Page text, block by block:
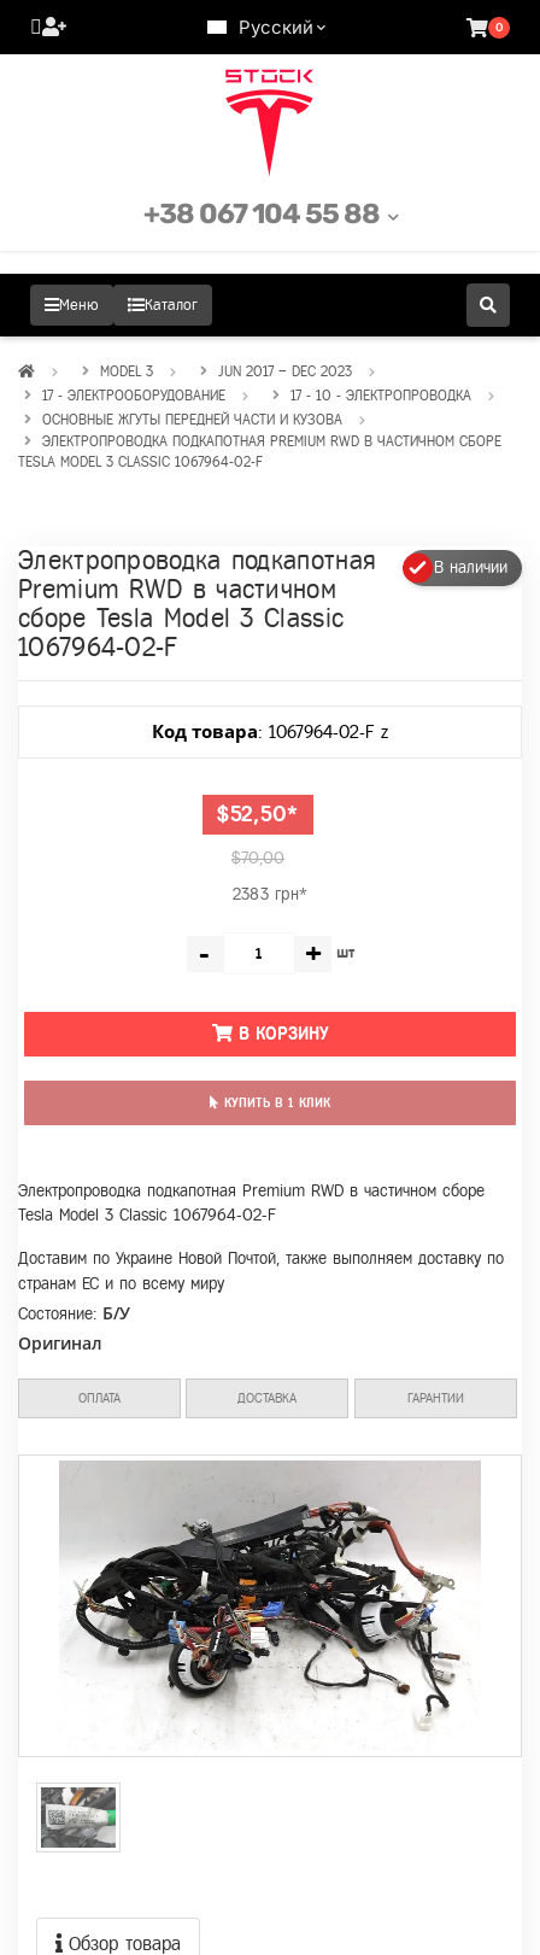
Русский 0
Меню Каталог
+38 067 104 55 88
MODEL 3
JUN 2017 – DEC 2023
17 - ЭЛЕКТРООБОРУДОВАНИЕ
17 - 10 - ЭЛЕКТРОПРОВОДКА
ОСНОВНЫЕ ЖГУТЫ ПЕРЕДНЕЙ ЧАСТИ И КУЗОВА
ЭЛЕКТРОПРОВОДКА ПОДКАПОТНАЯ PREMIUM RWD В ЧАСТИЧНОМ СБОРЕ
TESLA MODEL 3 CLASSIC 1067964-02-F
В наличии
Электропроводка подкапотная
Premium RWD в частичном
сборе Tesla Model 3 Classic
1067964-02-F
Код товара: 1067964-02-F z
$52,50*
$70,00
2383 грн*
- + шт
В КОРЗИНУ
КУПИТЬ В 1 КЛИК
Электропроводка подкапотная Premium RWD в частичном сборе
Tesla Model 3 Classic 1067964-02-F
Доставим по Украине Новой Почтой, также выполняем доставку по
странам ЕС и по всему миру
Состояние: Б/У
Оригинал
ОПЛАТА ДОСТАВКА ГАРАНТИИ
Обзор товара